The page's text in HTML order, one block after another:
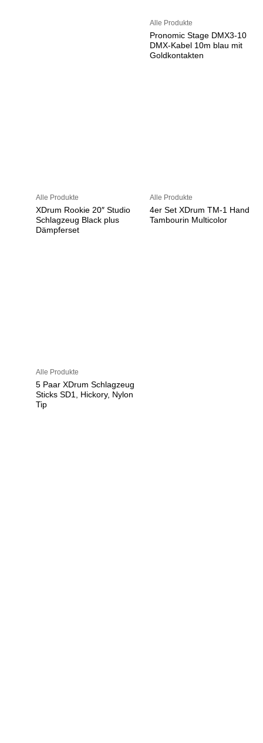
Alle Produkte
Pronomic Stage DMX3-10
DMX-Kabel 10m blau mit
Goldkontakten
Alle Produkte
XDrum Rookie 20″ Studio
Schlagzeug Black plus
Dämpferset
Alle Produkte
4er Set XDrum TM-1 Hand
Tambourin Multicolor
Alle Produkte
5 Paar XDrum Schlagzeug
Sticks SD1, Hickory, Nylon
Tip